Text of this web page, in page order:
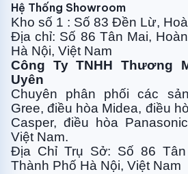
Hệ Thống Showroom
Kho số 1 : Số 83 Đền Lừ,
Địa chỉ: Số 86 Tân Mai,
Hà Nội, Việt Nam
Công Ty TNHH Thương
Uyên
Chuyên phân phối các
Gree, điều hòa Midea, điều
Casper, điều hòa
Việt Nam.
Địa Chỉ Trụ Sở: Số 86 Tân
Thành Phố Hà Nội, Việt Nam